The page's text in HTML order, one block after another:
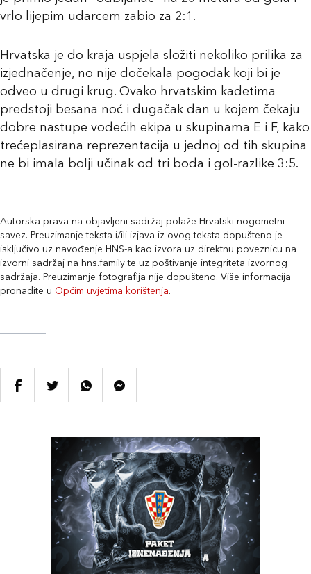
vrlo lijepim udarcem zabio za 2:1.
Hrvatska je do kraja uspjela složiti nekoliko prilika za
izjednačenje, no nije dočekala pogodak koji bi je
odveo u drugi krug. Ovako hrvatskim kadetima
predstoji besana noć i dugačak dan u kojem čekaju
dobre nastupe vodećih ekipa u skupinama E i F, kako
trećeplasirana reprezentacija u jednoj od tih skupina
ne bi imala bolji učinak od tri boda i gol-razlike 3:5.
Autorska prava na objavljeni sadržaj polaže Hrvatski nogometni
savez. Preuzimanje teksta i/ili izjava iz ovog teksta dopušteno je
isključivo uz navođenje HNS-a kao izvora uz direktnu poveznicu na
izvorni sadržaj na hns.family te uz poštivanje integriteta izvornog
sadržaja. Preuzimanje fotografija nije dopušteno. Više informacija
pronađite u Općim uvjetima korištenja.